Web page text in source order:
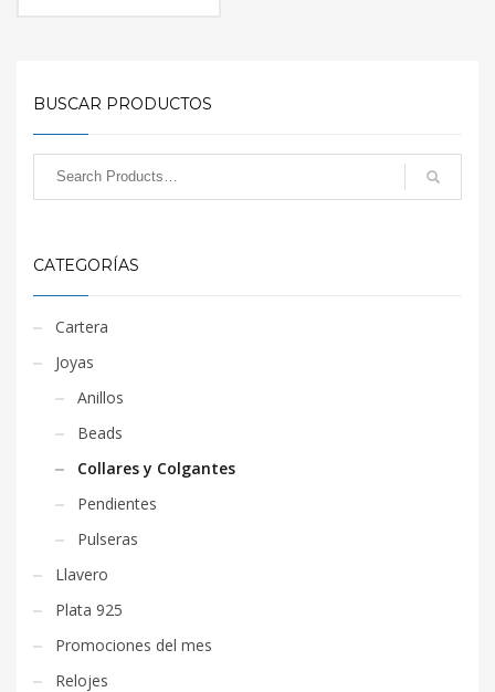
BUSCAR PRODUCTOS
CATEGORÍAS
Cartera
Joyas
Anillos
Beads
Collares y Colgantes
Pendientes
Pulseras
Llavero
Plata 925
Promociones del mes
Relojes